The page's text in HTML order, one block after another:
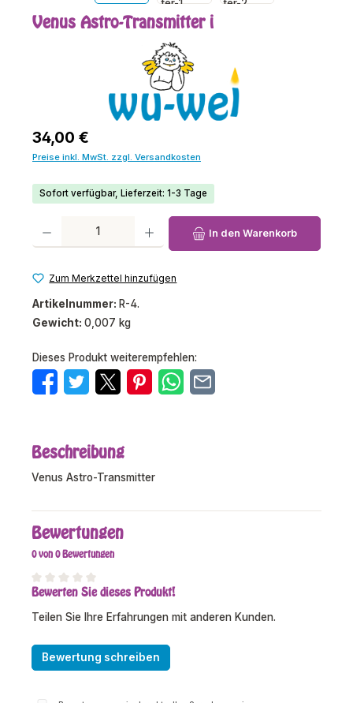
Venus Astro-Transmitter i
Regulärer Preis:
34,00 €
Preise inkl. MwSt. zzgl. Versandkosten
Sofort verfügbar, Lieferzeit: 1-3 Tage
Produkt Anzahl: Gib den gewünschten Wert ein oder benutze die
In den Warenkorb
Zum Merkzettel hinzufügen
Artikelnummer: R-4.
Gewicht: 0,007 kg
Dieses Produkt weiterempfehlen:
Beschreibung
Venus Astro-Transmitter
Bewertungen
0 von 0 Bewertungen
Durchschnittliche Bewertung von 0 von 5 Sternen
Bewerten Sie dieses Produkt!
Teilen Sie Ihre Erfahrungen mit anderen Kunden.
Bewertung schreiben